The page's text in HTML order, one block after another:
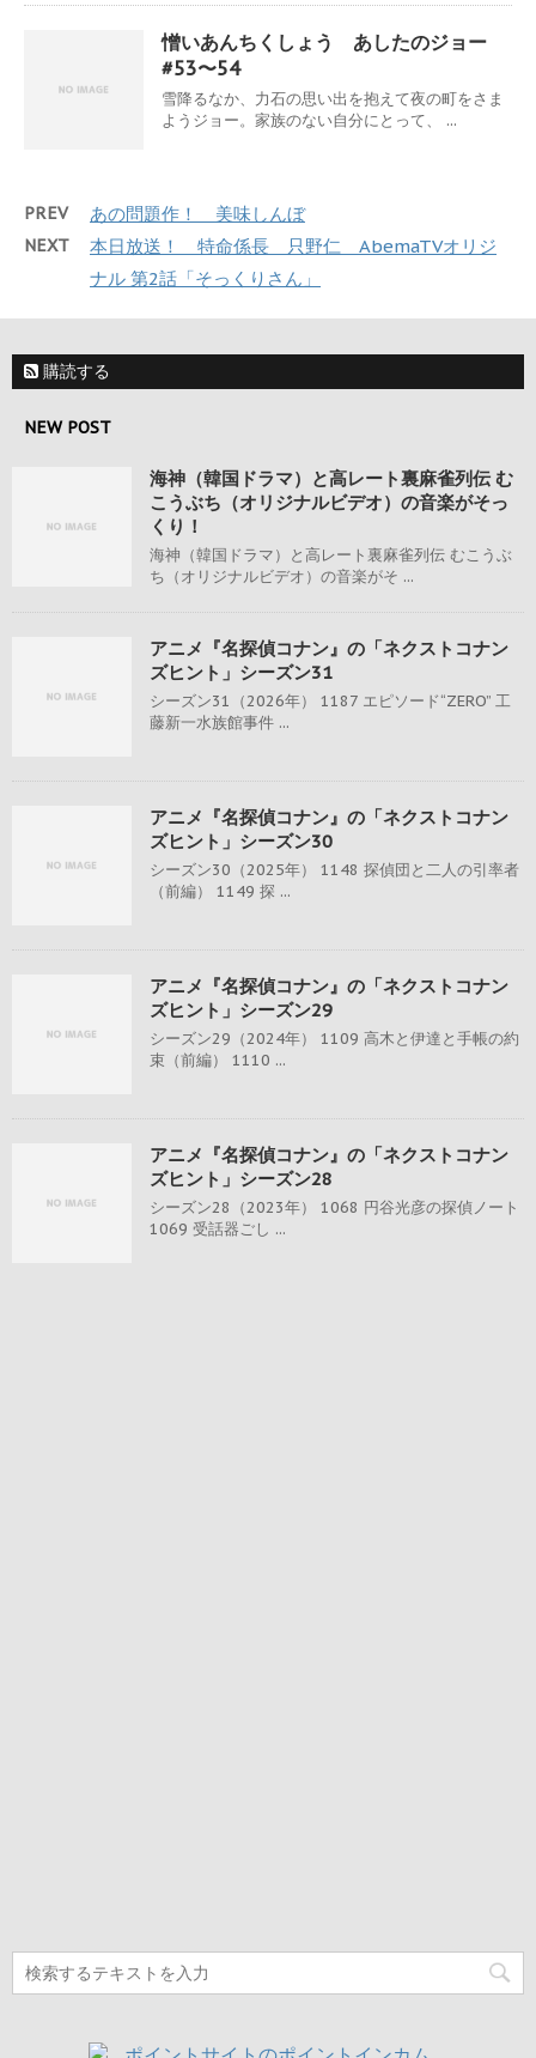
憎いあんちくしょう あしたのジョー
#53〜54
雪降るなか、力石の思い出を抱えて夜の町をさま
ようジョー。家族のない自分にとって、 ...
PREV あの問題作！ 美味しんぼ
NEXT
本日放送！ 特命係長 只野仁 AbemaTVオリジ
ナル 第2話「そっくりさん」
購読する
NEW POST
海神（韓国ドラマ）と高レート裏麻雀列伝 む
こうぶち（オリジナルビデオ）の音楽がそっ
くり！
海神（韓国ドラマ）と高レート裏麻雀列伝 むこうぶ
ち（オリジナルビデオ）の音楽がそ ...
アニメ『名探偵コナン』の「ネクストコナン
ズヒント」シーズン31
シーズン31（2026年） 1187 エピソード“ZERO” 工
藤新一水族館事件 ...
アニメ『名探偵コナン』の「ネクストコナン
ズヒント」シーズン30
シーズン30（2025年） 1148 探偵団と二人の引率者
（前編） 1149 探 ...
アニメ『名探偵コナン』の「ネクストコナン
ズヒント」シーズン29
シーズン29（2024年） 1109 高木と伊達と手帳の約
束（前編） 1110 ...
アニメ『名探偵コナン』の「ネクストコナン
ズヒント」シーズン28
シーズン28（2023年） 1068 円谷光彦の探偵ノート
1069 受話器ごし ...